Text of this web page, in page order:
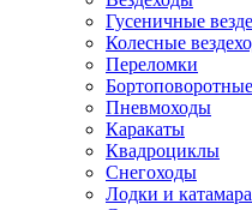
Гусеничные
Колесные
Переломки
Бортоповоротные
Пневмоходы
Каракаты
Квадроциклы
Снегоходы
Лодки и